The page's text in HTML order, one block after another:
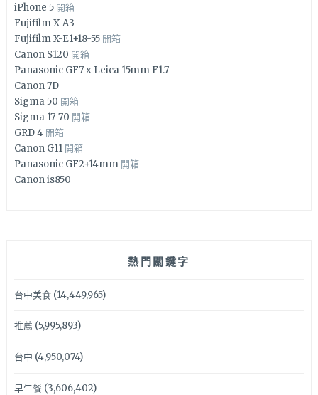
iPhone 5 開箱
Fujifilm X-A3
Fujifilm X-E1+18-55 開箱
Canon S120 開箱
Panasonic GF7 x Leica 15mm F1.7
Canon 7D
Sigma 50 開箱
Sigma 17-70 開箱
GRD 4 開箱
Canon G11 開箱
Panasonic GF2+14mm 開箱
Canon is850
熱門關鍵字
台中美食(14,449,965)
推薦(5,995,893)
台中 (4,950,074)
早午餐(3,606,402)